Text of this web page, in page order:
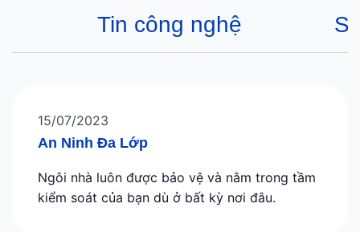
Tin công nghệ
An Ninh Đa Lớp
15/07/2023
Ngôi nhà luôn được bảo vệ và nằm trong tầm
kiểm soát của bạn dù ở bất kỳ nơi đâu.